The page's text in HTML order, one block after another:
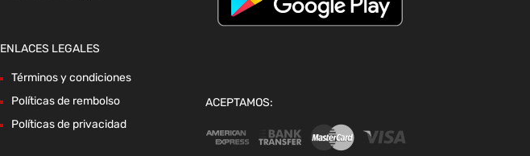
ENLACES LEGALES
Términos y condiciones
Políticas de rembolso
Políticas de privacidad
ACEPTAMOS: